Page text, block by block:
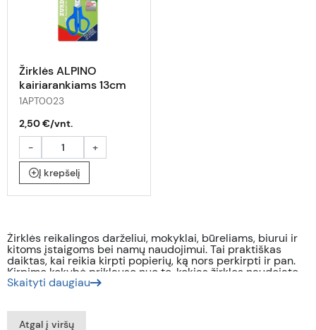
Žirklės ALPINO
kairiarankiams 13cm
blis
1APT0023
2,50 €/vnt.
-
+
Į krepšelį
Žirklės reikalingos darželiui, mokyklai, būreliams, biurui ir
kitoms įstaigoms bei namų naudojimui. Tai praktiškas
daiktas, kai reikia kirpti popierių, ką nors perkirpti ir pan.
Kirpimo kokybė priklauso nuo to, kokias žirkles naudojate,
tad verta investuoti į patikimas, kokybiškas ir puikiai
Skaityti daugiau
Atgal į viršų